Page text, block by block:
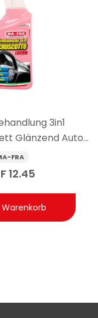
ohne Spuren zu
ist, ist auch
trockenwischen,
zur
3in1
Glänzend Auto
ml
FRA
12.45